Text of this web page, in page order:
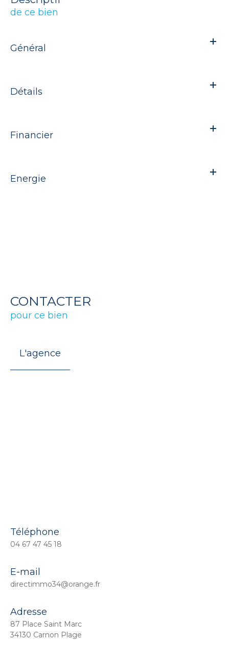
de ce bien
Général
Détails
Financier
Energie
CONTACTER
pour ce bien
L'agence
Téléphone
04 67 47 45 18
E-mail
directimmo34@orange.fr
Adresse
87 Place Saint Marc
34130 Carnon Plage